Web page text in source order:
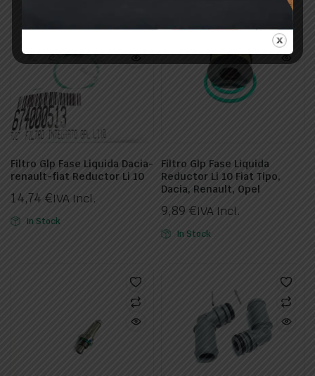
Filtro Glp Fase Liquida Dacia-
renault-fiat Reductor Li 10
14,74 €IVA Incl.
In Stock
Filtro Glp Fase Liquida
Reductor Li 10 Fiat Tipo,
Dacia, Renault, Opel
9,89 €IVA Incl.
In Stock